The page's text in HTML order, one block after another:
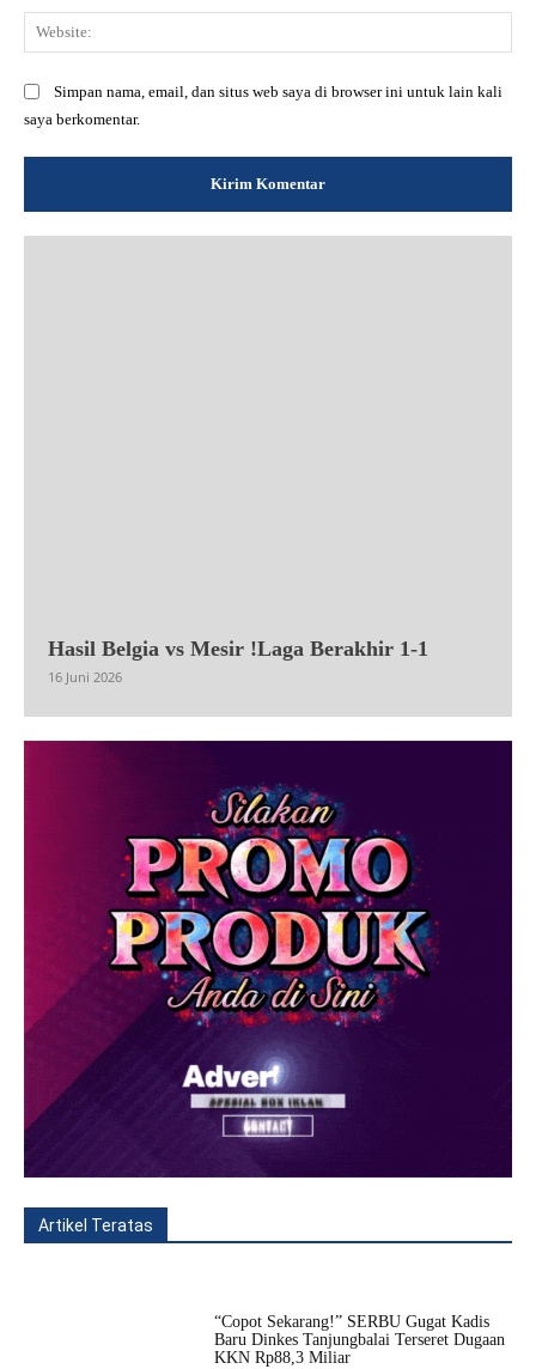
Simpan nama, email, dan situs web saya di browser ini untuk lain kali
saya berkomentar.
Hasil Belgia vs Mesir !Laga Berakhir 1-1
16 Juni 2026
Artikel Teratas
“Copot Sekarang!” SERBU Gugat Kadis
Baru Dinkes Tanjungbalai Terseret Dugaan
KKN Rp88,3 Miliar